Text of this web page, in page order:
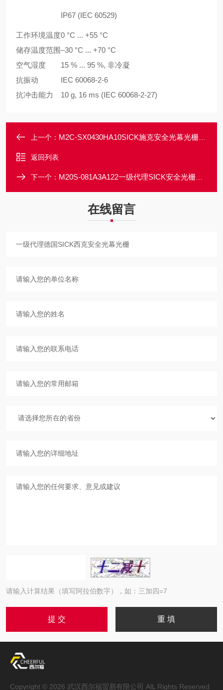
IP67 (IEC 60529)
工作环境温度0 °C ... +55 °C
储存温度范围–30 °C ... +70 °C
空气湿度
15 % ... 95 %, 非冷凝
抗振动
IEC 60068-2-6
抗冲击能力
10 g, 16 ms (IEC 60068-2-27)
上一个： M2C-SX0430HA10SICK施克安全光幕光栅大量现货
返回列表
下一个： M20S-081A3A122一级代理SICK安全光栅多光束光电传感器
在线留言
请输入计算结果（填写阿拉伯数字），如：三加四=7
Copyright © 2026 武汉西尔福贸易有限公司 AlL Rights Reserved